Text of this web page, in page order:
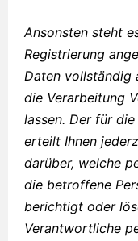
Ansonsten steht
Registrierung
Daten vollständig
die Verarbeitung
lassen. Der für
erteilt Ihnen
darüber, welche
die betroffene
berichtigt oder
Verantwortliche